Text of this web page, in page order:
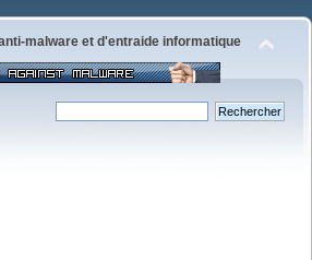
malware et d'entraide informatique